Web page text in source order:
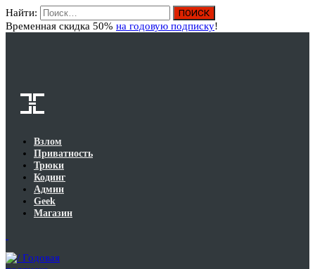
Найти:
Временная скидка 50% на годовую подписку!
Взлом
Приватность
Трюки
Кодинг
Админ
Geek
Магазин
Годовая